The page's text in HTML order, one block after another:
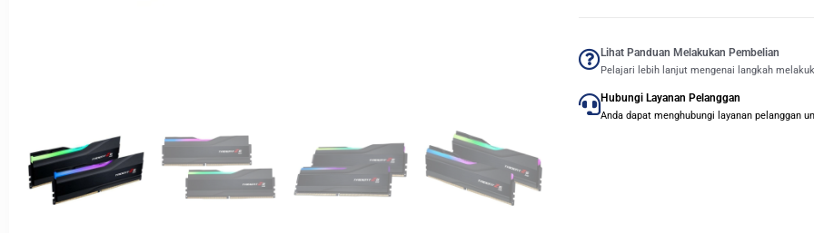
quantity
Lihat Panduan Melakukan Pembelian
Pelajari lebih lanjut mengenai langkah
Hubungi Layanan Pelanggan
Anda dapat menghubungi layanan pelanggan